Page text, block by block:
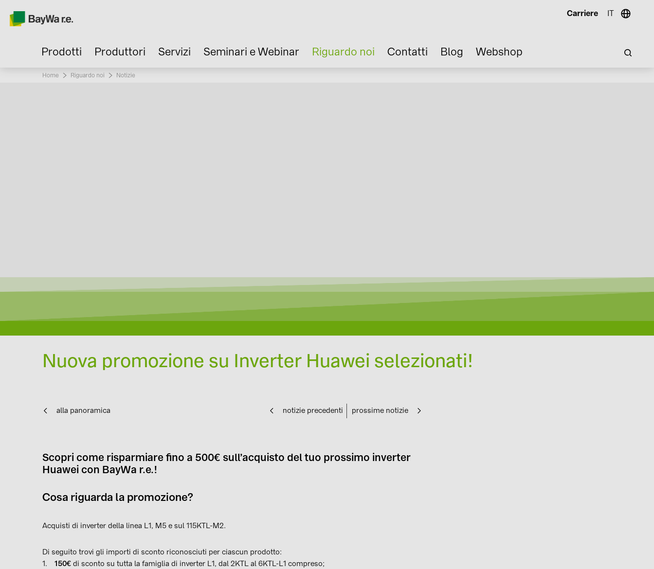
Carriere IT
Prodotti Produttori Servizi Seminari e Webinar Riguardo noi Contatti Blog Webshop
Home Riguardo noi Current:
Notizie
Nuova promozione su Inverter Huawei selezionati!
alla panoramica notizie precedenti prossime notizie
Scopri come risparmiare fino a 500€ sull’acquisto del tuo prossimo inverter
Huawei con BayWa r.e.!
Cosa riguarda la promozione?
Acquisti di inverter della linea L1, M5 e sul 115KTL-M2.
Di seguito trovi gli importi di sconto riconosciuti per ciascun prodotto:
1.
150€ di sconto su tutta la famiglia di inverter L1, dal 2KTL al 6KTL-L1 compreso;